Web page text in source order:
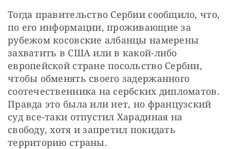
Тогда правительство Сербии сообщило, что,
по его информации, проживающие за
рубежом косовские албанцы намерены
захватить в США или в какой-либо
европейской стране посольство Сербии,
чтобы обменять своего задержанного
соотечественника на сербских дипломатов.
Правда это была или нет, но французский
суд все-таки отпустил Харадиная на
свободу, хотя и запретил покидать
территорию страны.